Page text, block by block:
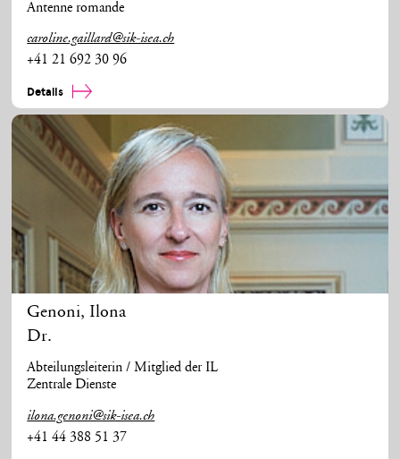
Antenne romande
caroline.gaillard@sik-isea.ch
+41 21 692 30 96
Details
Genoni,Ilona
Dr.
Abteilungsleiterin / Mitglied der IL
Zentrale Dienste
ilona.genoni@sik-isea.ch
+41 44 388 51 37